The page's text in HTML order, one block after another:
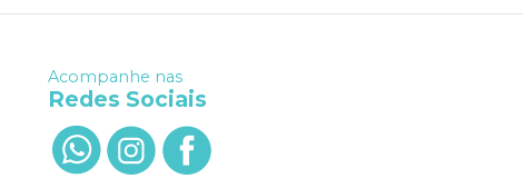
Acompanhe nas
Redes Sociais